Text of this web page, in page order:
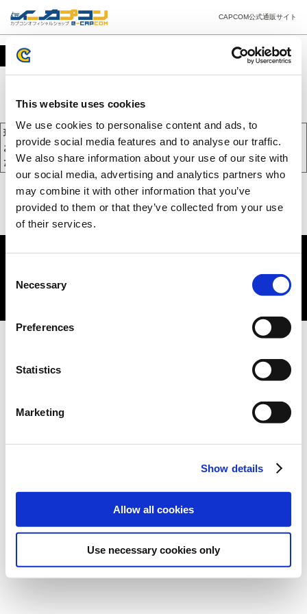
This website uses cookies
We use cookies to personalise content and ads, to
provide social media features and to analyse our traffic.
We also share information about your use of our site with
our social media, advertising and analytics partners who
may combine it with other information that you’ve
provided to them or that they’ve collected from your use
of their services.
Selection
Necessary
Preferences
Statistics
Marketing
Show details
Allow all cookies
Use necessary cookies only
CAPCOM公式通販サイト
カート
現在、カートには商品が入っておりません。
お買い物を続けるには下の 「お買い物を続ける」 をクリックしてく
ださい。